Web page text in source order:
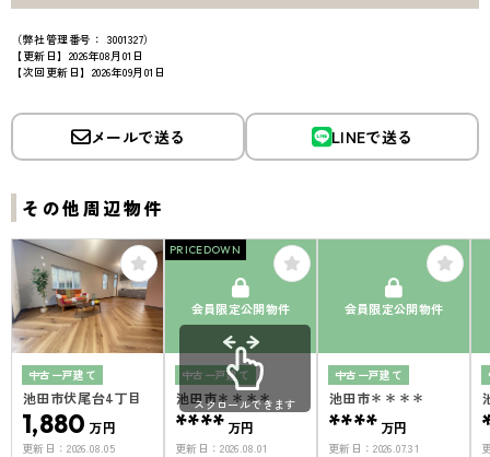
（弊社管理番号： 3001327）
【更新日】2026年08月01日
【次回更新日】2026年09月01日
メールで送る LINEで送る
その他周辺物件
中古一戸建て
池田市伏尾台4丁目
1,880 万円
更新日：2026.08.05
会員限定公開物件
PRICEDOWN
中古一戸建て
池田市＊＊＊＊
**** 万円
更新日：2026.08.01
会員限定公開物件
中古一戸建て
池田市＊＊＊＊
**** 万円
更新日：2026.07.31
スクロールできます